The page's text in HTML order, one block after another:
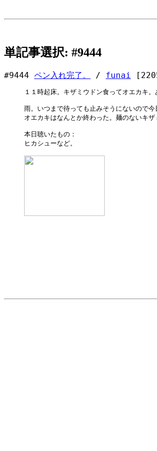
単記事選択: #9444
#9444 ペン入れ完了。 / funai
１１時起床。キザミウドン食ってオエカキ
雨。いつまで待っても止みそうにないので
オエカキはなんとか終わった。麺のないキザ
本日聴いたもの：
ヒカシューなど。